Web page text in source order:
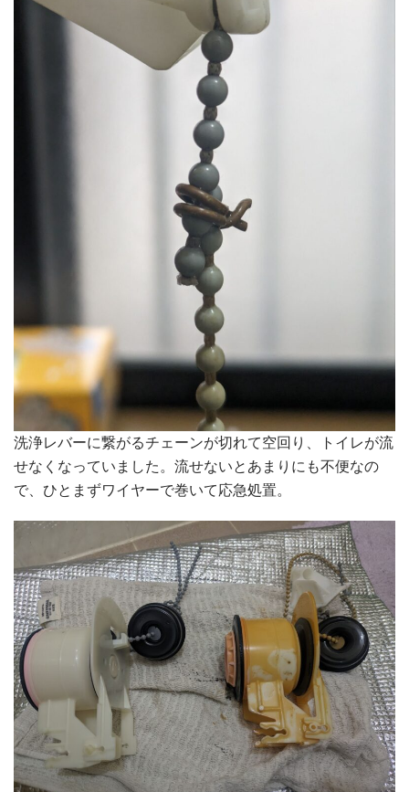
洗浄レバーに繋がるチェーンが切れて空回り、トイレが流
せなくなっていました。流せないとあまりにも不便なの
で、ひとまずワイヤーで巻いて応急処置。